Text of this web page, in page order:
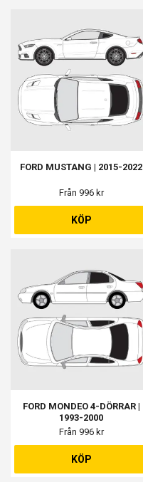
FORD MUSTANG | 2015-2022
Från 996 kr
KÖP
FORD MONDEO 4-DÖRRAR |
1993-2000
Från 996 kr
KÖP